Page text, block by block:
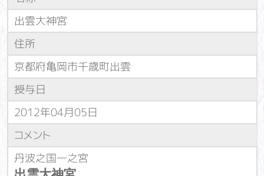
出雲大神宮
住所
京都府亀岡市千歳町出雲
授与日
2012年04月05日
コメント
丹波之国一之宮